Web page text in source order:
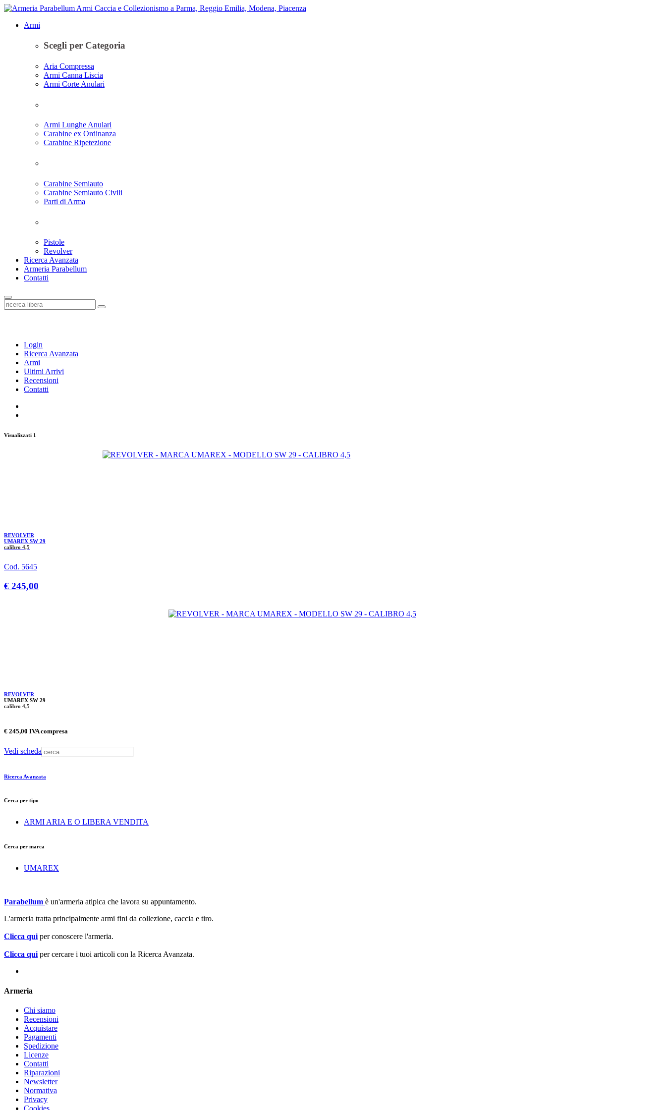
Armi
Scegli per Categoria
Aria Compressa
Armi Canna Liscia
Armi Corte Anulari
Armi Lunghe Anulari
Carabine ex Ordinanza
Carabine Ripetezione
Carabine Semiauto
Carabine Semiauto Civili
Parti di Arma
Pistole
Revolver
Ricerca Avanzata
Armeria Parabellum
Contatti
Login
Ricerca Avanzata
Armi
Ultimi Arrivi
Recensioni
Contatti
Visualizzati 1
REVOLVER
UMAREX SW 29
calibro 4,5
Cod. 5645
€ 245,00
REVOLVER
UMAREX SW 29
calibro 4,5
€ 245,00 IVA compresa
Vedi scheda
Ricerca Avanzata
Cerca per tipo
ARMI ARIA E O LIBERA VENDITA
Cerca per marca
UMAREX
Parabellum è un'armeria atipica che lavora su appuntamento.
L'armeria tratta principalmente armi fini da collezione, caccia e tiro.
Clicca qui per conoscere l'armeria.
Clicca qui per cercare i tuoi articoli con la Ricerca Avanzata.
Armeria
Chi siamo
Recensioni
Acquistare
Pagamenti
Spedizione
Licenze
Contatti
Riparazioni
Newsletter
Normativa
Privacy
Cookies